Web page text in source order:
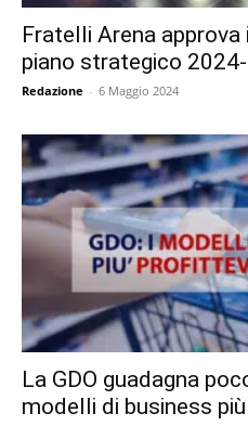
Fratelli Arena
piano strategico
Redazione - 6 Maggio 2024
La GDO guadagna
modelli di business